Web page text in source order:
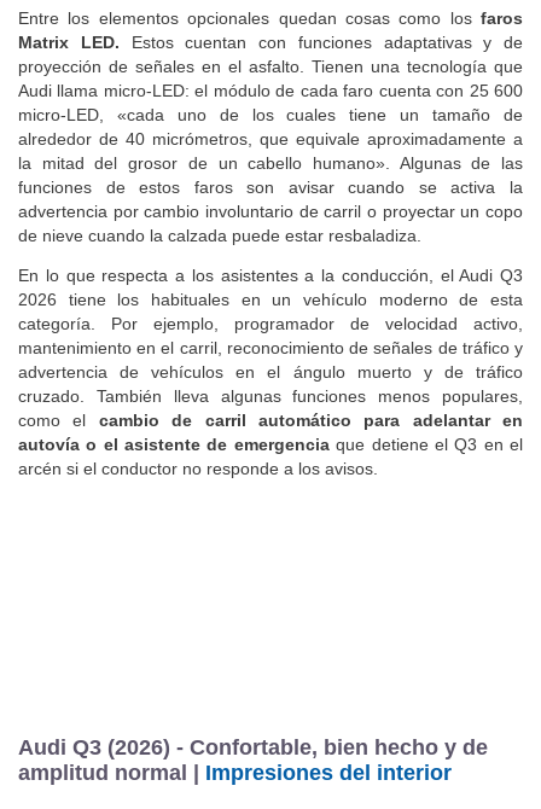
Entre los elementos opcionales quedan cosas como los faros
Matrix LED. Estos cuentan con funciones adaptativas y de
proyección de señales en el asfalto. Tienen una tecnología que
Audi llama micro-LED: el módulo de cada faro cuenta con 25 600
micro-LED, «cada uno de los cuales tiene un tamaño de
alrededor de 40 micrómetros, que equivale aproximadamente a
la mitad del grosor de un cabello humano». Algunas de las
funciones de estos faros son avisar cuando se activa la
advertencia por cambio involuntario de carril o proyectar un copo
de nieve cuando la calzada puede estar resbaladiza.
En lo que respecta a los asistentes a la conducción, el Audi Q3
2026 tiene los habituales en un vehículo moderno de esta
categoría. Por ejemplo, programador de velocidad activo,
mantenimiento en el carril, reconocimiento de señales de tráfico y
advertencia de vehículos en el ángulo muerto y de tráfico
cruzado. También lleva algunas funciones menos populares,
como el cambio de carril automático para adelantar en
autovía o el asistente de emergenciaque detiene el Q3 en el
arcén si el conductor no responde a los avisos.
Audi Q3 (2026) - Confortable, bien hecho y de
amplitud normal | Impresiones del interior